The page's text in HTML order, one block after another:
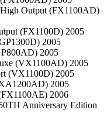
Output (FX1100AD)
(FX1100D) 2005
2005
2005
(VX1100AD) 2005
(VX1100D) 2005
2005
2006
Anniversary Edition